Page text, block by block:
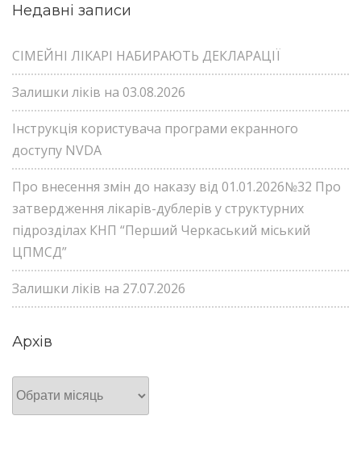
Недавні записи
СІМЕЙНІ ЛІКАРІ НАБИРАЮТЬ ДЕКЛАРАЦІЇ
Залишки ліків на 03.08.2026
Інструкція користувача програми екранного
доступу NVDA
Про внесення змін до наказу від 01.01.2026№32 Про
затвердження лікарів-дублерів у структурних
підрозділах КНП “Перший Черкаський міський
ЦПМСД”
Залишки ліків на 27.07.2026
Архів
Архів